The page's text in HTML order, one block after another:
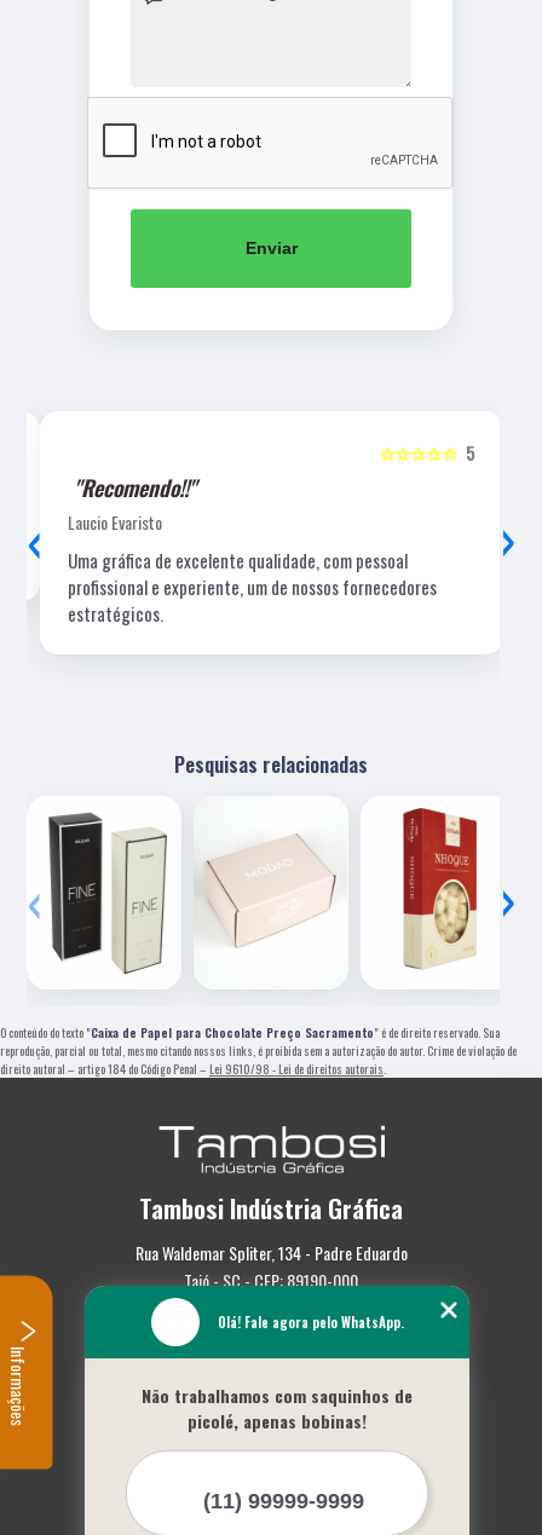
Enviar
5
☆☆☆☆☆
"Recomendo!!"
Laucio Evaristo
Uma gráfica de excelente qualidade, com pessoal
profissional e experiente, um de nossos fornecedores
estratégicos.
‹ ›
Pesquisas relacionadas
‹ ›
O conteúdo do texto "Caixa de Papel para Chocolate Preço Sacramento" é de direito reservado. Sua
reprodução, parcial ou total, mesmo citando nossos links, é proibida sem a autorização do autor. Crime de violação de
direito autoral – artigo 184 do Código Penal – Lei 9610/98 - Lei de direitos autorais
Tambosi Indústria Gráfica
Rua Waldemar Spliter, 134 - Padre Eduardo
Taió - SC - CEP: 89190-000
(47) 3562-0587
Empresa
Missão
Serviços
Mapa do site
Olá! Fale agora pelo WhatsApp.
Não trabalhamos com saquinhos de
picolé, apenas bobinas!
Informações